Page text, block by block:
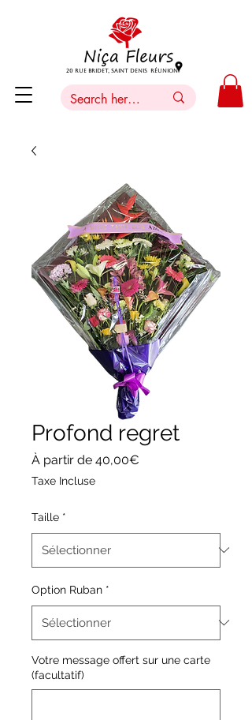
20 Rue Bridet, Saint Denis Réunion
Profond regret
À partir de 40,00€
Taxe Incluse
Taille *
Option Ruban *
Votre message offert sur une carte
(facultatif)